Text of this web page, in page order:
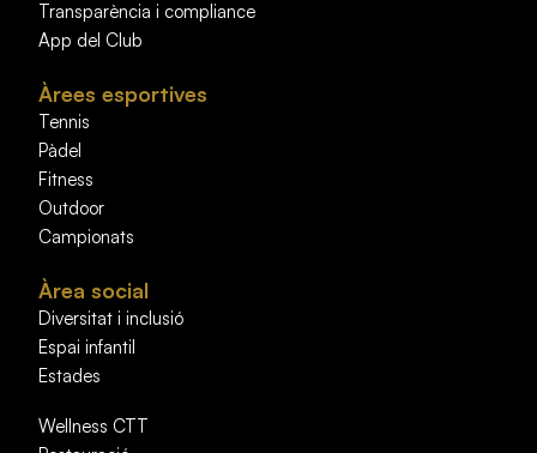
Transparència i compliance
App del Club
Àrees esportives
Tennis
Pàdel
Fitness
Outdoor
Campionats
Àrea social
Diversitat i inclusió
Espai infantil
Estades
Wellness CTT